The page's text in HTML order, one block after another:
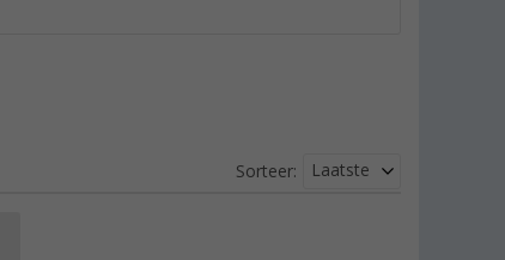
Sorteer: Laatste